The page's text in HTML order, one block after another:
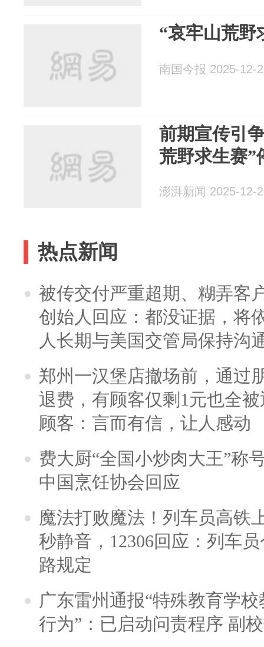
“哀牢山荒野
南国今报 2025-12-
前期宣传引
荒野求生赛”
澎湃新闻 2025-12-
热点新闻
被传交付严重超期、糊弄客
创始人回应：都没证据，将
人长期与美国交管局保持沟
郑州一汉堡店撤场前，通过
退费，有顾客仅剩1元也全
顾客：言而有信，让人感动
费大厨“全国小炒肉大王”称
中国烹饪协会回应
魔法打败魔法！列车员高铁
秒静音，12306回应：列车
路规定
广东雷州通报“特殊教育学
行为”：已启动问责程序 副